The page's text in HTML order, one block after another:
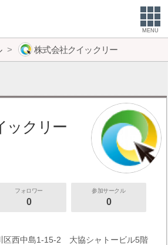
MENU
株式会社クイックリー
ックリー
フォロワー
0
参加サークル
0
区西中島1-15-2 大協シャトービル5階